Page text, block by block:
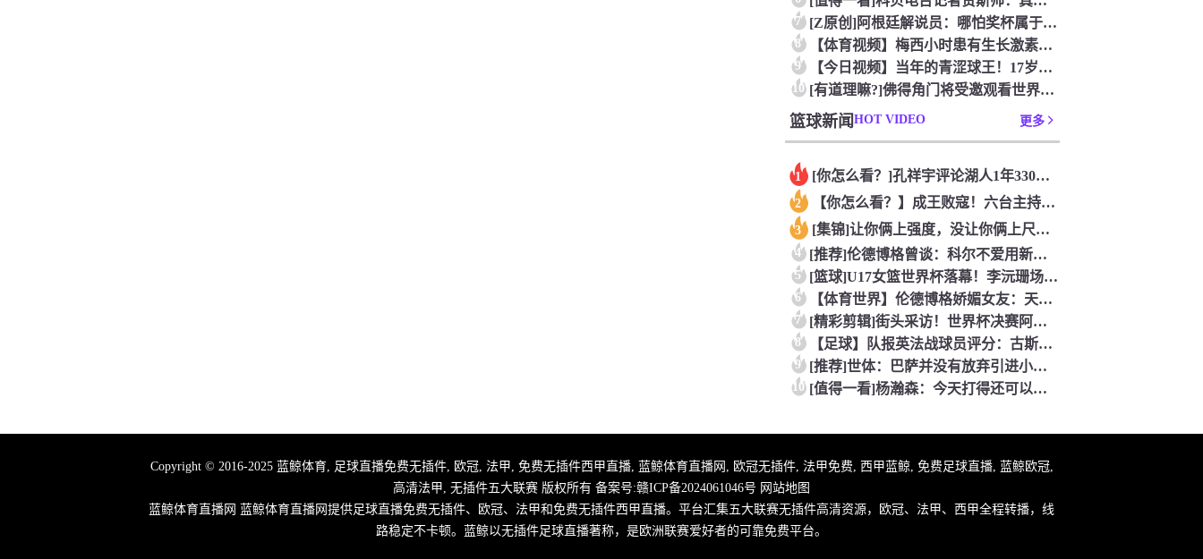
7 [Z原创]阿根廷解说员：哪怕奖杯属于西班牙，梅西早已唤醒阿根
8 【体育视频】梅西小时患有生长激素缺乏症，当时巴萨总监看了比赛
9 【今日视频】当年的青涩球王！17岁青涩梅西奶音：我们用节奏把
10 [有道理嘛?]佛得角门将受邀观看世界杯决赛，还遇到了传奇门将
篮球新闻 HOT VIDEO 更多
1 [你怎么看？]孔祥宇评论湖人1年330万签约塞布尔，性价比极
2 【你怎么看？】成王败寇！六台主持人：西班牙完全掌控比赛，阿根
3 [集锦]让你俩上强度，没让你俩上尺度……看懵了
4 [推荐]伦德博格曾谈：科尔不爱用新秀！但我很有机会上场，甚至
5 [篮球]U17女篮世界杯落幕！李沅珊场均20.3分荣膺得分王
6 【体育世界】伦德博格娇媚女友：天哪 这个奖杯可以直接放进我们
7 [精彩剪辑]街头采访！世界杯决赛阿根廷vs西班牙，英格兰球迷
8 【足球】队报英法战球员评分：古斯托、科纳特、特奥、杜埃、谢尔
9 [推荐]世体：巴萨并没有放弃引进小蜘蛛，希望在英国集训期间完
10 [值得一看]杨瀚森：今天打得还可以！听到现场的加油声了！感谢
Copyright © 2016-2025 蓝鲸体育, 足球直播免费无插件, 欧冠, 法甲, 免费无插件西甲直播, 蓝鲸体育直播网, 欧冠无插件, 法甲免费, 西甲蓝鲸, 免费足球直播, 蓝鲸欧冠,
高清法甲, 无插件五大联赛 版权所有 备案号:赣ICP备2024061046号 网站地图
蓝鲸体育直播网 蓝鲸体育直播网提供足球直播免费无插件、欧冠、法甲和免费无插件西甲直播。平台汇集五大联赛无插件高清资源，欧冠、法甲、西甲全程转播，线
路稳定不卡顿。蓝鲸以无插件足球直播著称，是欧洲联赛爱好者的可靠免费平台。